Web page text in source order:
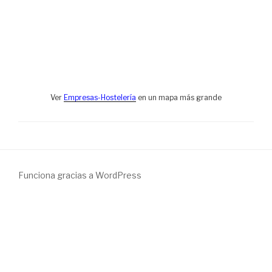
Ver Empresas-Hostelería en un mapa más grande
Funciona gracias a WordPress